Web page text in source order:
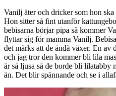
Vanilj äter och dricker som hon
Hon sitter så fint utanför
bebisarna börjar pipa så kommer
flyttar sig för mamma Vanilj.
det märks att de ändå växer. En av
och jag tror den kommer bli lila
är så ljusa så de borde bli lilatabby
än. Det blir spännande och se i